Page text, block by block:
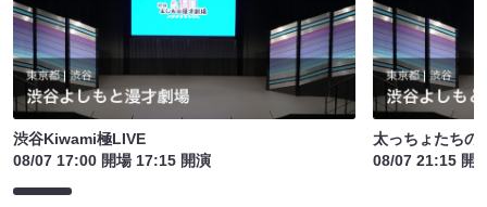
渋谷Kiwami極LIVE
08/07 17:00 開場 17:15 開演
太っちょたちの
08/07 21:15 開